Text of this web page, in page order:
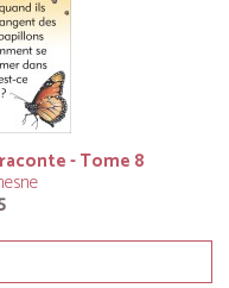
- Tome 8